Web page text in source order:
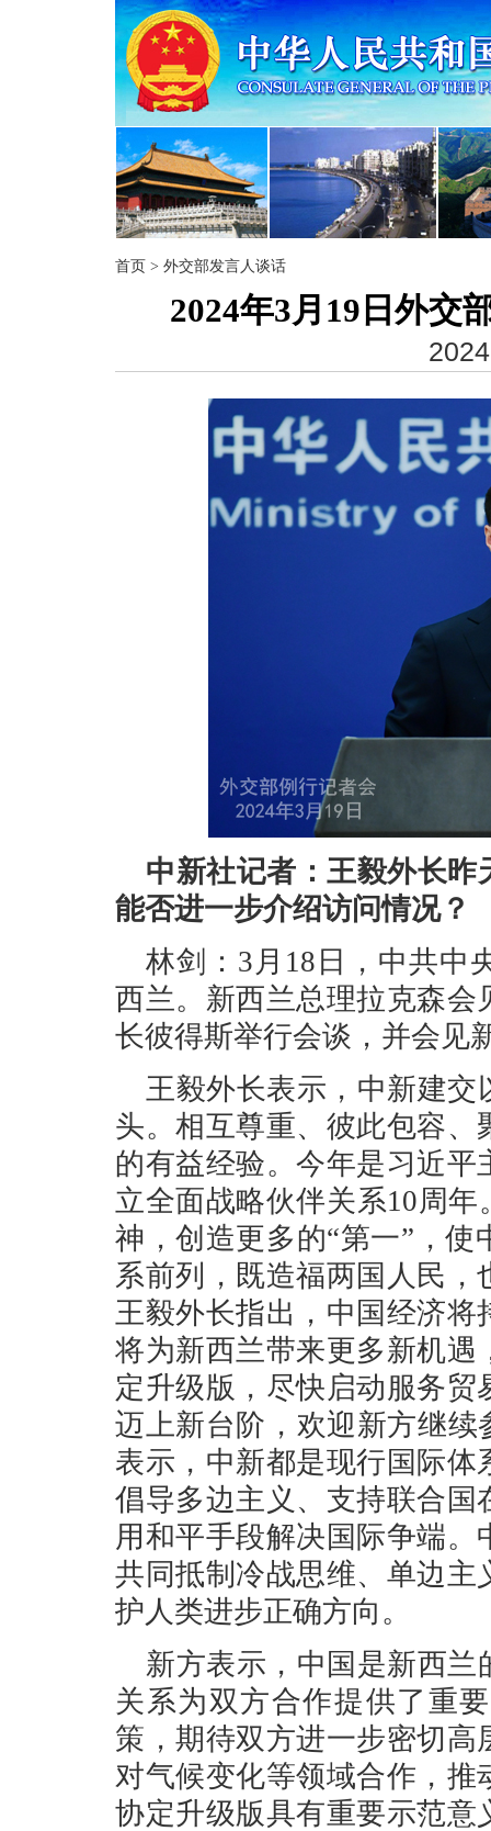
首页 > 外交部发言人谈话
2024年3月19日外交
中新社记者：王毅外长
能否进一步介绍访问情况？
林剑：3月18日，中共中
西兰。新西兰总理拉克森
长彼得斯举行会谈，并会见
王毅外长表示，中新建交
头。相互尊重、彼此包容
的有益经验。今年是习近
立全面战略伙伴关系10周
神，创造更多的“第一”，
系前列，既造福两国人民
王毅外长指出，中国经济
将为新西兰带来更多新机
定升级版，尽快启动服务
迈上新台阶，欢迎新方继续
表示，中新都是现行国际
倡导多边主义、支持联合
用和平手段解决国际争端
共同抵制冷战思维、单边
护人类进步正确方向。
新方表示，中国是新西
关系为双方合作提供了重
策，期待双方进一步密切
对气候变化等领域合作，
协定升级版具有重要示范